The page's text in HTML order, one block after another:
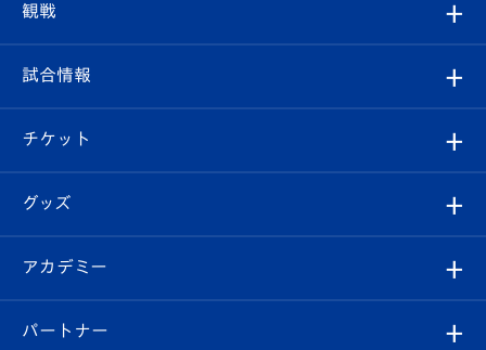
クラブ
試合情報
チケット
イベント
メディア
クラブ概要
エンブレム紹介
スタッフプロフィール
マスコット紹介
観戦
観戦ルール
はじめての観戦ガイド
Revive Team
ヴィヴィくんの長崎おもてなしガイド
試合情報
試合日程/結果
フォトギャラリー
スタジアムグルメ
チケット
チケット
V-LOVERS（ファンクラブ）
グッズ
オンラインショップ
アカデミー
育成からのお知らせ
パートナー